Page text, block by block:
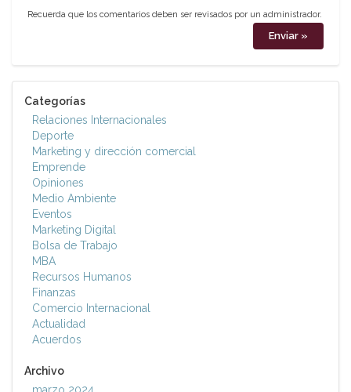
Recuerda que los comentarios deben ser revisados por un administrador.
Categorías
Relaciones Internacionales
Deporte
Marketing y dirección comercial
Emprende
Opiniones
Medio Ambiente
Eventos
Marketing Digital
Bolsa de Trabajo
MBA
Recursos Humanos
Finanzas
Comercio Internacional
Actualidad
Acuerdos
Archivo